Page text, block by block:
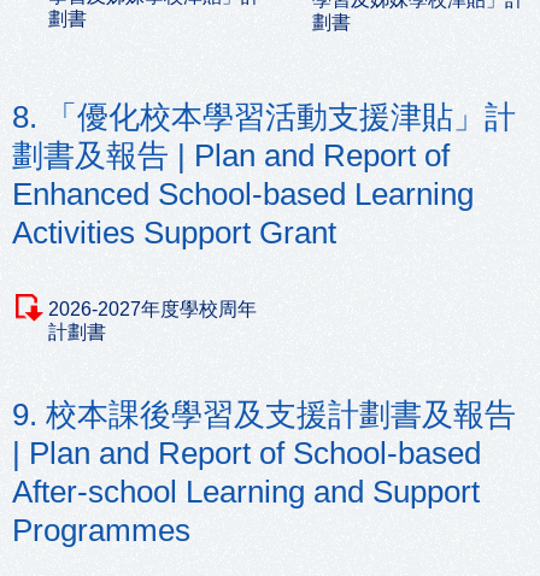
劃書
劃書
8. 「優化校本學習活動支援津貼」計
劃書及報告 | Plan and Report of
Enhanced School-based Learning
Activities Support Grant
2026-2027年度學校周年
計劃書
9. 校本課後學習及支援計劃書及報告
| Plan and Report of School-based
After-school Learning and Support
Programmes